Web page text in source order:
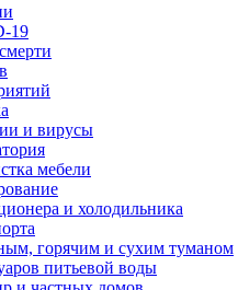
19
и вирусы
мебели
и холодильника
горячим и сухим туманом
питьевой воды